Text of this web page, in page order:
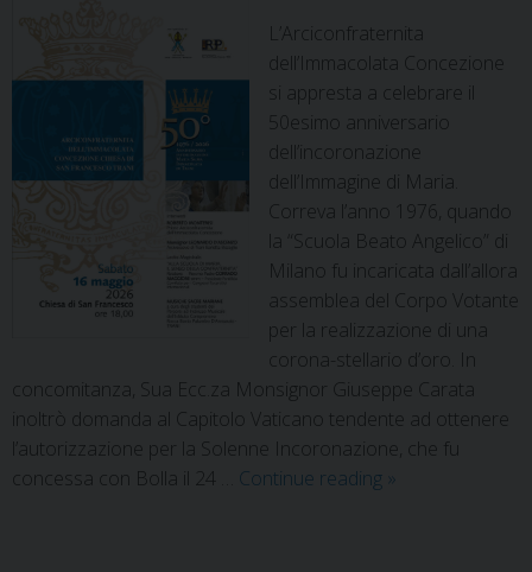
L’Arciconfraternita
dell’Immacolata Concezione
si appresta a celebrare il
50esimo anniversario
dell’incoronazione
dell’Immagine di Maria.
Correva l’anno 1976, quando
la “Scuola Beato Angelico” di
Milano fu incaricata dall’allora
assemblea del Corpo Votante
per la realizzazione di una
corona-stellario d’oro. In
concomitanza, Sua Ecc.za Monsignor Giuseppe Carata
inoltrò domanda al Capitolo Vaticano tendente ad ottenere
l’autorizzazione per la Solenne Incoronazione, che fu
concessa con Bolla il 24 … Continue reading »